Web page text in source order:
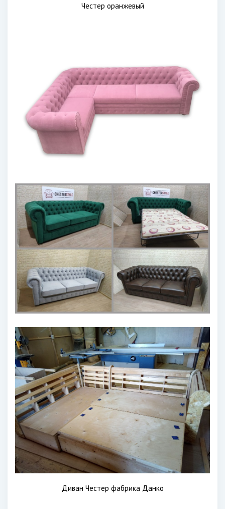
Честер оранжевый
Диван Честер фабрика Данко